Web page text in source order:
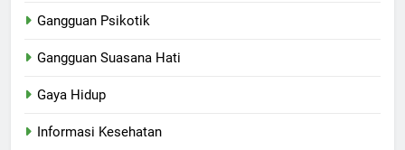
Gangguan Psikotik
Gangguan Suasana Hati
Gaya Hidup
Informasi Kesehatan